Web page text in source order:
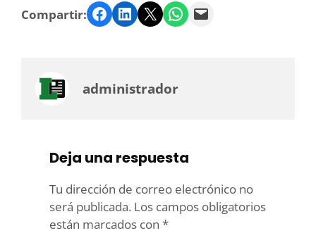
Compartir: Facebook LinkedIn Twitter WhatsApp Email
administrador
Deja una respuesta
Tu dirección de correo electrónico no
será publicada. Los campos obligatorios
están marcados con *